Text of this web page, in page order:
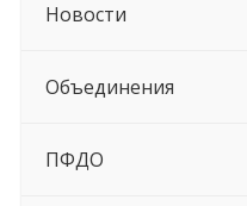
Новости
Объединения
ПФДО